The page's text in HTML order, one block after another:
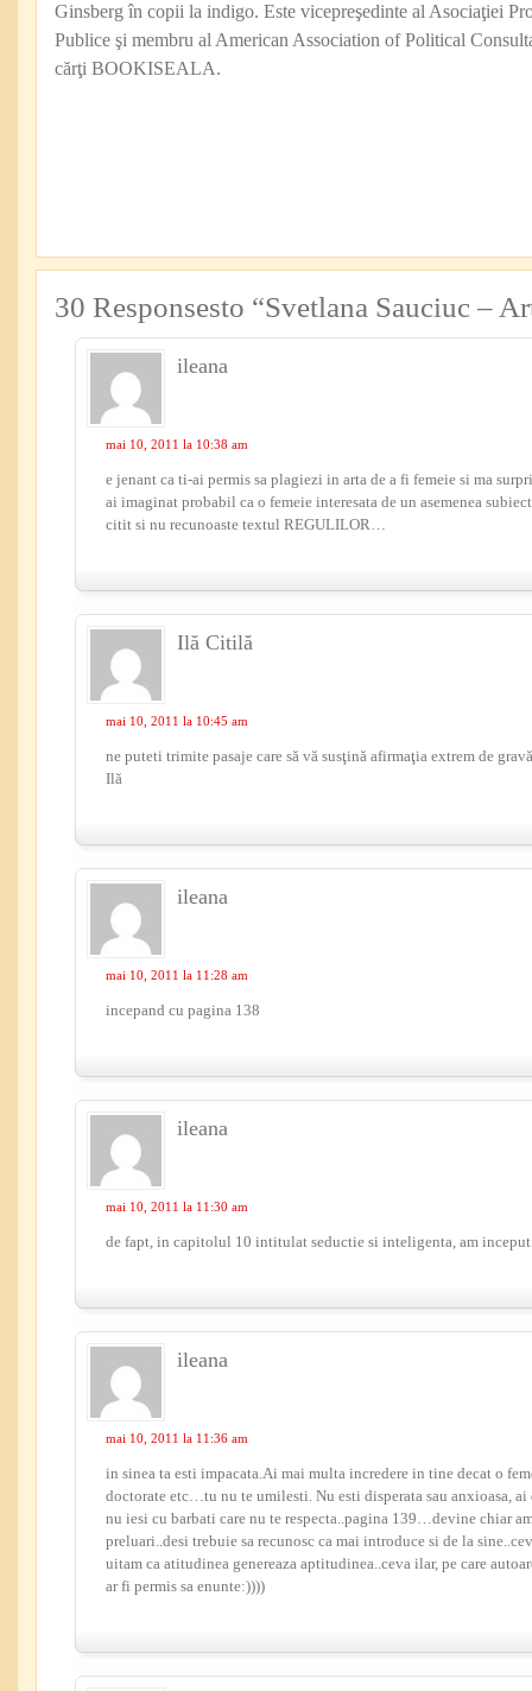
Ginsberg în copii la indigo. Este vicepreşedinte al Asociaţiei
Publice şi membru al American Association of Political
cărţi BOOKISEALA.
30 Responsesto “Svetlana Sauciuc –
ileana
mai 10, 2011 la 10:38 am
e jenant ca ti-ai permis sa plagiezi in arta de a fi femeie si ma
ai imaginat probabil ca o femeie interesata de un asemenea
citit si nu recunoaste textul REGULILOR…
Ilă Citilă
mai 10, 2011 la 10:45 am
ne puteti trimite pasaje care să vă susţină afirmaţia extrem de
Ilă
ileana
mai 10, 2011 la 11:28 am
incepand cu pagina 138
ileana
mai 10, 2011 la 11:30 am
de fapt, in capitolul 10 intitulat seductie si inteligenta, am
ileana
mai 10, 2011 la 11:36 am
in sinea ta esti impacata.Ai mai multa incredere in tine decat o
doctorate etc…tu nu te umilesti. Nu esti disperata sau anxioasa,
nu iesi cu barbati care nu te respecta..pagina 139…devine chiar
preluari..desi trebuie sa recunosc ca mai introduce si de la
uitam ca atitudinea genereaza aptitudinea..ceva ilar, pe care
ar fi permis sa enunte:))))